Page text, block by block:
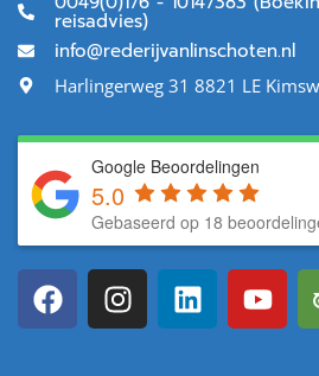
reisadvies)
info@rederijvanlinschoten.nl
Harlingerweg 31 8821 LE
Google Beoordelingen
5.0
Gebaseerd op 18